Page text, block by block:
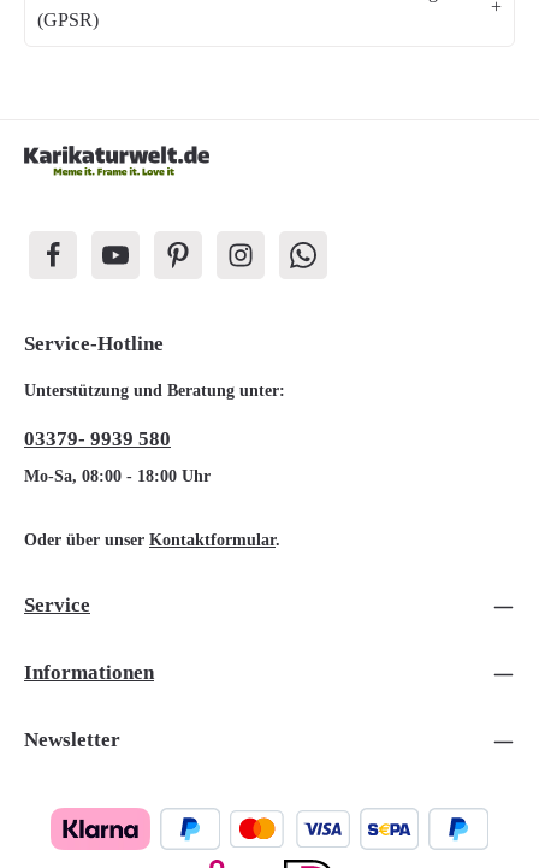
(GPSR)
Service-Hotline
Unterstützung und Beratung unter:
03379- 9939 580
Mo-Sa, 08:00 - 18:00 Uhr
Oder über unser Kontaktformular.
Service
Informationen
Newsletter